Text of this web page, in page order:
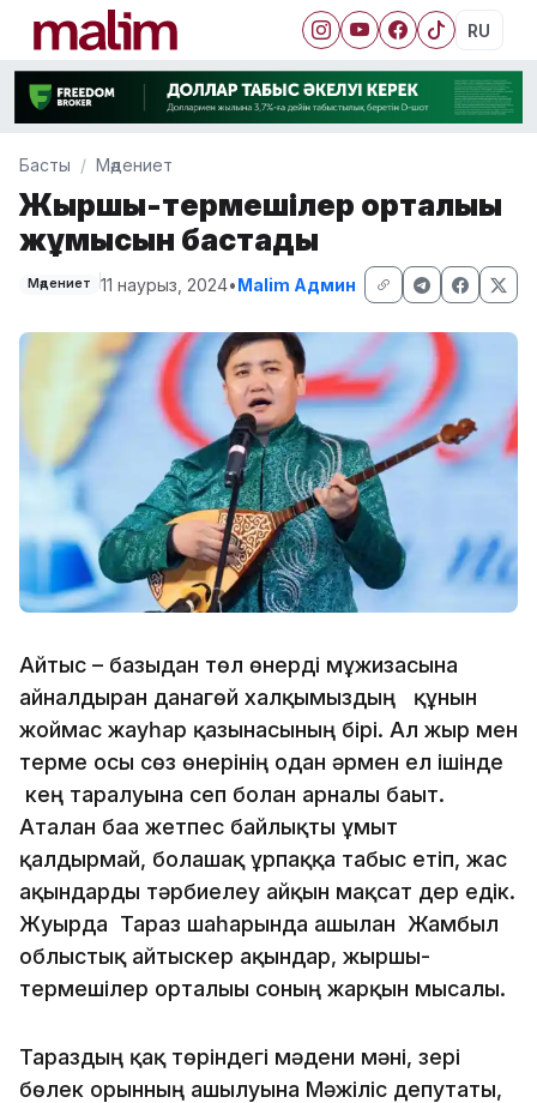
RU
Басты Мәдениет
Жыршы-термешілер орталығы
жұмысын бастады
Мәдениет 11 наурыз, 2024•Malim Админ
Айтыс – бағзыдан төл өнерді мұғжизасына
айналдырған данагөй халқымыздың құнын
жоймас жауһар қазынасының бірі. Ал жыр мен
терме осы сөз өнерінің одан әрмен ел ішінде
кең таралуына сеп болған арналы бағыт.
Аталған баға жетпес байлықты ұмыт
қалдырмай, болашақ ұрпаққа табыс етіп, жас
ақындарды тәрбиелеу айқын мақсат дер едік.
Жуырда Тараз шаһарында ашылған Жамбыл
облыстық айтыскер ақындар, жыршы-
термешілер орталығы соның жарқын мысалы.
Тараздың қақ төріндегі мәдени мәні, зері
бөлек орынның ашылуына Мәжіліс депутаты,